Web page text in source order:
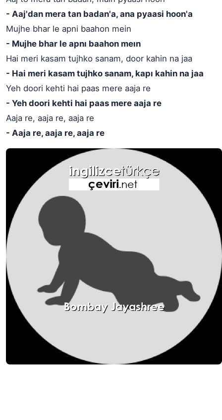
- Aaj'dan mera tan badan'a, ana pyaasi hoon'a
Mujhe bhar le apni baahon mein
- Mujhe bhar le apnı baahon meın
Hai meri kasam tujhko sanam, door kahin na jaa
- Hai meri kasam tujhko sanam, kapı kahin na jaa
Yeh doori kehti hai paas mere aaja re
- Yeh doori kehti hai paas mere aaja re
Aaja re, aaja re, aaja re
- Aaja re, aaja re, aaja re